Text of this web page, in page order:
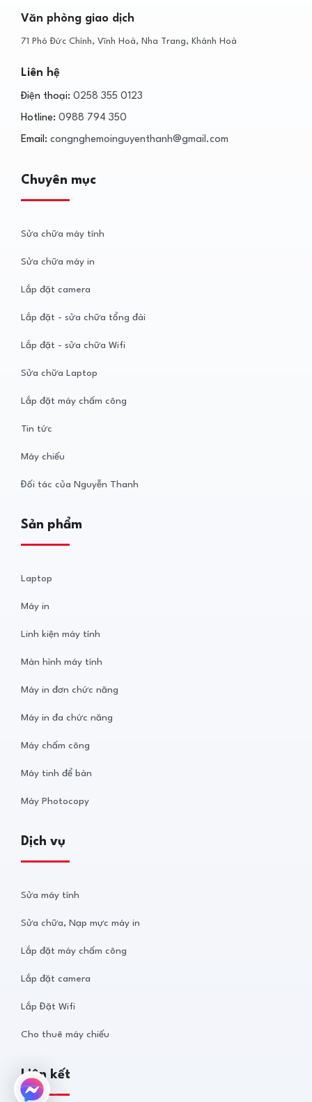
Văn phòng giao dịch
71 Phó Đức Chính, Vĩnh Hoà, Nha Trang, Khánh Hoà
Liên hệ
Điện thoại: 0258 355 0123
Hotline: 0988 794 350
Email: congnghemoinguyenthanh@gmail.com
Chuyên mục
Sửa chữa máy tính
Sửa chữa máy in
Lắp đặt camera
Lắp đặt - sửa chữa tổng đài
Lắp đặt - sửa chữa Wifi
Sửa chữa Laptop
Lắp đặt máy chấm công
Tin tức
Máy chiếu
Đối tác của Nguyễn Thanh
Sản phẩm
Laptop
Máy in
Linh kiện máy tính
Màn hình máy tính
Máy in đơn chức năng
Máy in đa chức năng
Máy chấm công
Máy tinh để bàn
Máy Photocopy
Dịch vụ
Sửa máy tính
Sửa chữa, Nạp mực máy in
Lắp đặt máy chấm công
Lắp đặt camera
Lắp Đặt Wifi
Cho thuê máy chiếu
Liên kết